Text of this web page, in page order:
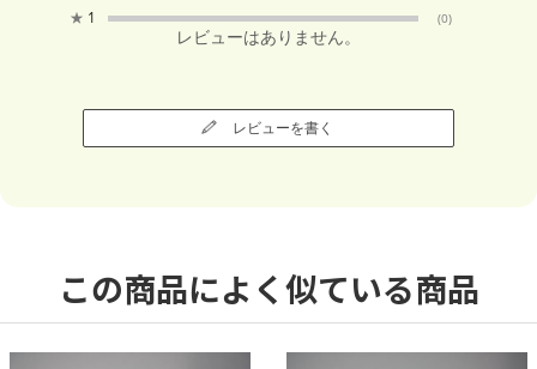
★ 1 (0)
レビューはありません。
レビューを書く
この商品によく似ている商品